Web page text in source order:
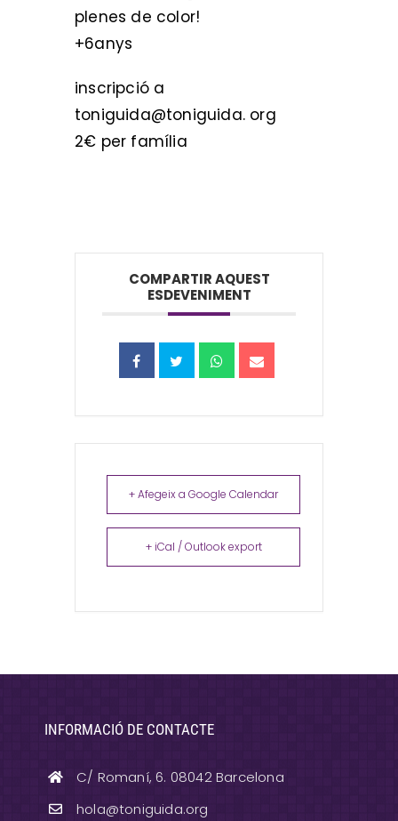
plenes de color!
+6anys
inscripció a
toniguida@toniguida. org
2€ per família
COMPARTIR AQUEST
ESDEVENIMENT
+ Afegeix a Google Calendar
+ iCal / Outlook export
INFORMACIÓ DE CONTACTE
C/ Romaní, 6. 08042 Barcelona
hola@toniguida.org